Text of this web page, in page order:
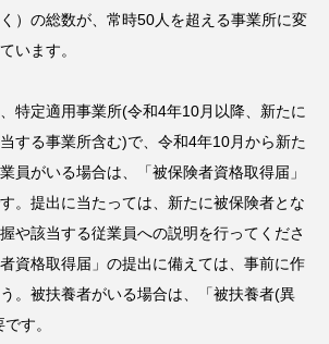
く）の総数が、常時50人を超える事業所に変
います。
特定適用事業所(令和4年10月以降、新たに
する事業所含む)で、令和4年10月から新た
員がいる場合は、「被保険者資格取得届」
。提出に当たっては、新たに被保険者とな
や該当する従業員への説明を行ってくださ
資格取得届」の提出に備えては、事前に作
。被扶養者がいる場合は、「被扶養者(異
す。